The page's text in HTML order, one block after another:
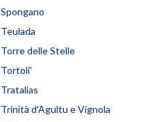
Spongano
Teulada
Torre delle Stelle
Tortoli'
Tratalias
Trinità d'Agultu e Vignola